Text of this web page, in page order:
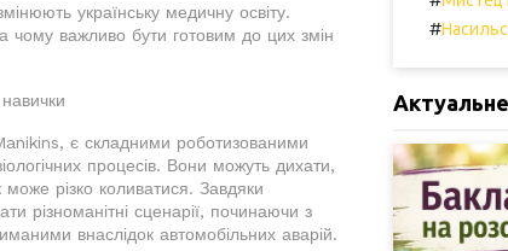
українську медичну освіту.
чому важливо бути готовим до цих змін
є складними роботизованими
процесів. Вони можуть дихати,
може різко коливатися. Завдяки
різноманітні сценарії, починаючи з
внаслідок автомобільних аварій.
#
Актуальне